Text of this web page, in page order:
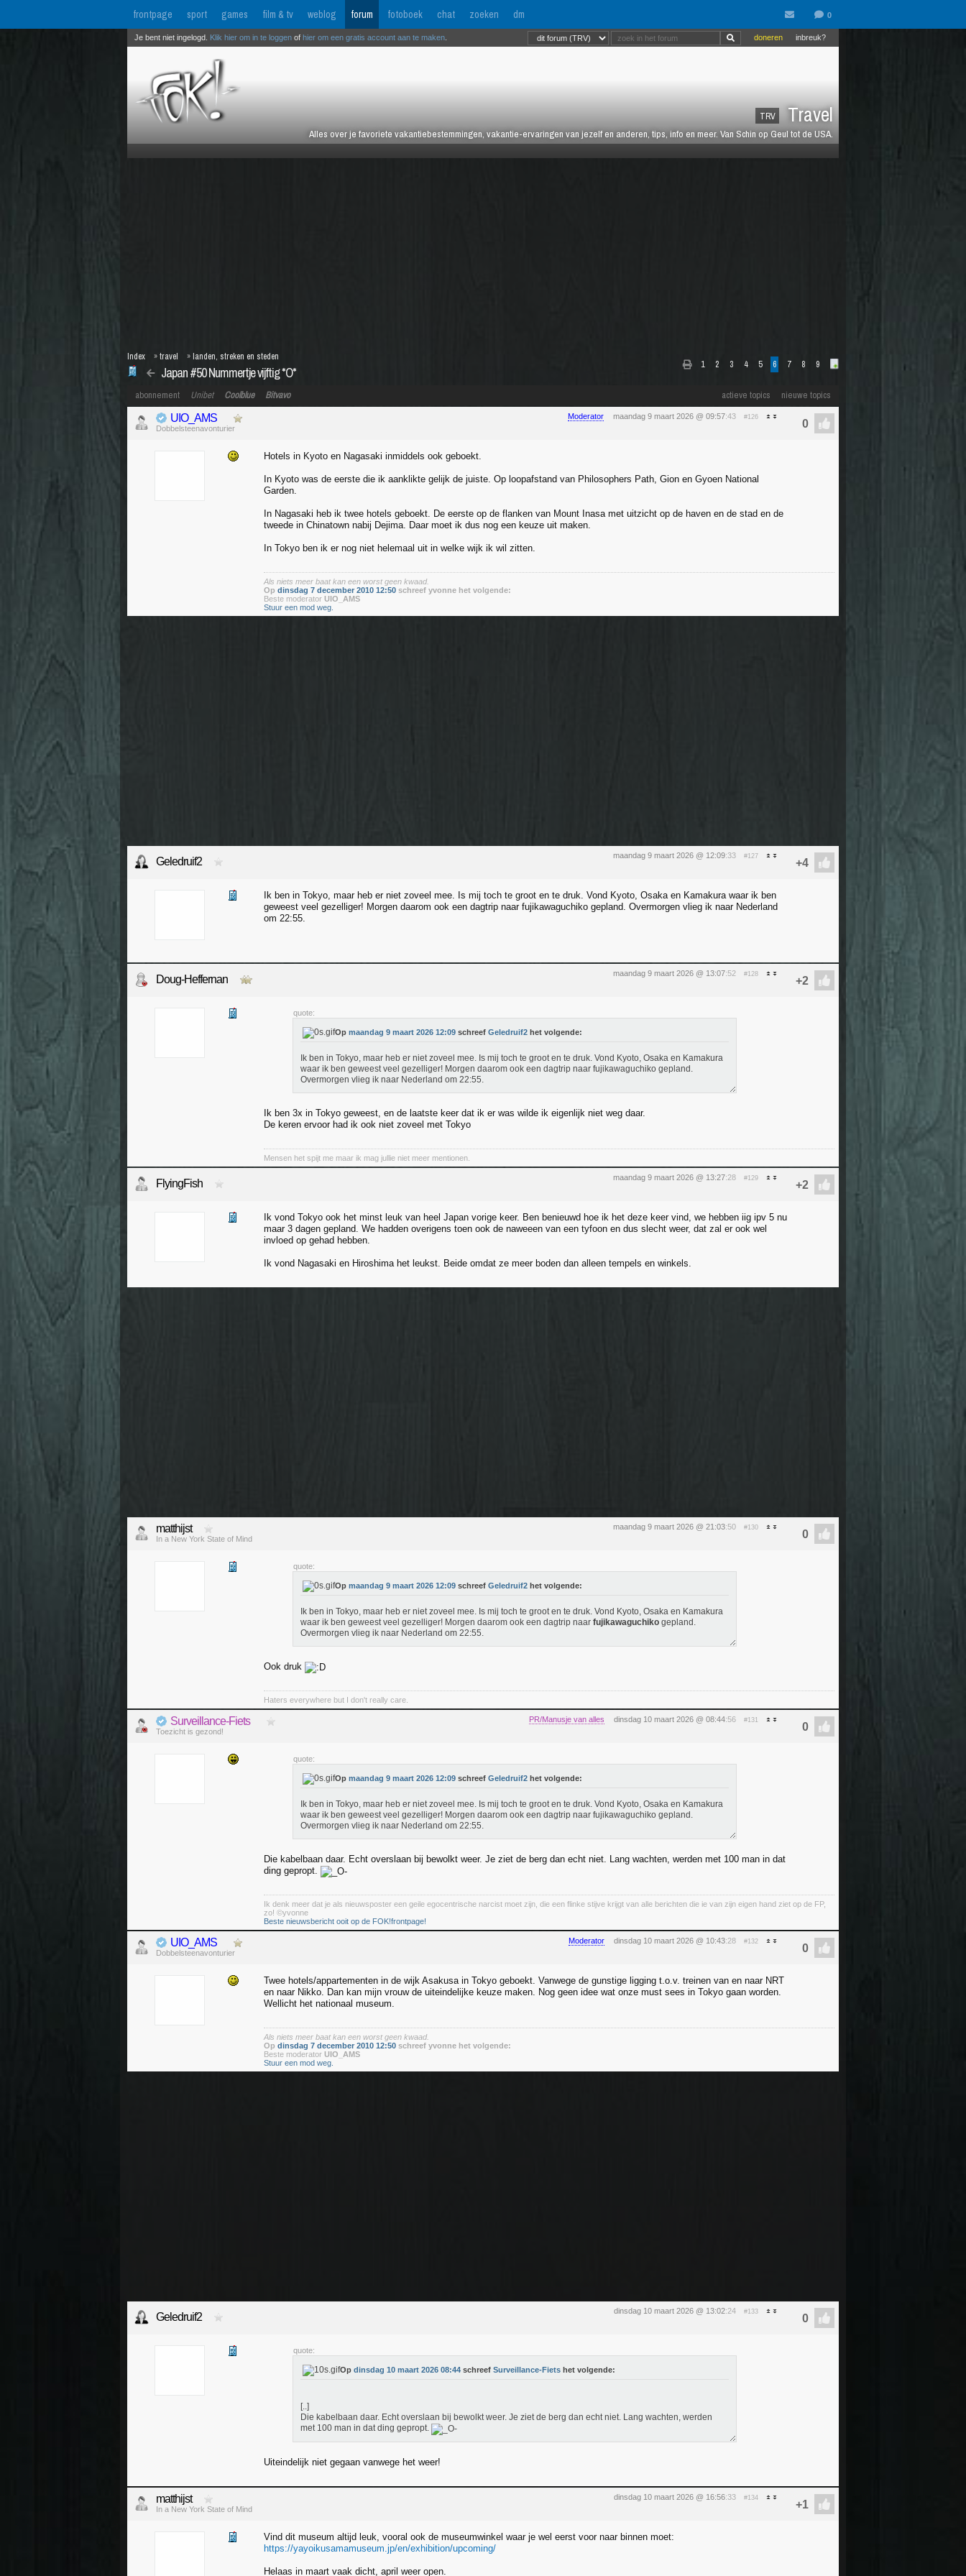
frontpage sport games film & tv weblog forum fotoboek chat zoeken dm
TRV Travel
Alles over je favoriete vakantiebestemmingen, vakantie-ervaringen van jezelf en anderen, tips, info en meer. Van Schin op Geul tot de USA.
inbreuk?
doneren
Je bent niet ingelogd. Klik hier om in te loggen of hier om een gratis account aan te maken
1 2 3 4 5 6 7 8 9
Japan #50 Nummertje vijftig *O*
Index »travel » landen, streken en steden
actieve topics nieuwe topics
abonnement Unibet Coolblue Bitvavo
Moderator maandag 9 maart 2026 @ 09:57:43 #126
UIO_AMS
Dobbelsteenavonturier
Hotels in Kyoto en Nagasaki inmiddels ook geboekt.
In Kyoto was de eerste die ik aanklikte gelijk de juiste. Op loopafstand van Philosophers Path, Gion en Gyoen National
Garden.
In Nagasaki heb ik twee hotels geboekt. De eerste op de flanken van Mount Inasa met uitzicht op de haven en de stad en de
tweede in Chinatown nabij Dejima. Daar moet ik dus nog een keuze uit maken.
In Tokyo ben ik er nog niet helemaal uit in welke wijk ik wil zitten.
Als niets meer baat kan een worst geen kwaad.
Op dinsdag 7 december 2010 12:50 schreef yvonne het volgende:
Beste moderator UIO_AMS
Stuur een mod weg.
maandag 9 maart 2026 @ 12:09:33 #127
Geledruif2
Ik ben in Tokyo, maar heb er niet zoveel mee. Is mij toch te groot en te druk. Vond Kyoto, Osaka en Kamakura waar ik ben
geweest veel gezelliger! Morgen daarom ook een dagtrip naar fujikawaguchiko gepland. Overmorgen vlieg ik naar Nederland
om 22:55.
maandag 9 maart 2026 @ 13:07:52 #128
Doug-Heffernan
quote:
Op maandag 9 maart 2026 12:09 schreef Geledruif2 het volgende:
Ik ben in Tokyo, maar heb er niet zoveel mee. Is mij toch te groot en te druk. Vond Kyoto, Osaka en Kamakura
waar ik ben geweest veel gezelliger! Morgen daarom ook een dagtrip naar fujikawaguchiko gepland.
Overmorgen vlieg ik naar Nederland om 22:55.
Ik ben 3x in Tokyo geweest, en de laatste keer dat ik er was wilde ik eigenlijk niet weg daar.
De keren ervoor had ik ook niet zoveel met Tokyo
Mensen het spijt me maar ik mag jullie niet meer mentionen.
maandag 9 maart 2026 @ 13:27:28 #129
FlyingFish
Ik vond Tokyo ook het minst leuk van heel Japan vorige keer. Ben benieuwd hoe ik het deze keer vind, we hebben iig ipv 5 nu
maar 3 dagen gepland. We hadden overigens toen ook de naweeen van een tyfoon en dus slecht weer, dat zal er ook wel
invloed op gehad hebben.
Ik vond Nagasaki en Hiroshima het leukst. Beide omdat ze meer boden dan alleen tempels en winkels.
maandag 9 maart 2026 @ 21:03:50 #130
matthijst
In a New York State of Mind
quote:
Op maandag 9 maart 2026 12:09 schreef Geledruif2 het volgende:
Ik ben in Tokyo, maar heb er niet zoveel mee. Is mij toch te groot en te druk. Vond Kyoto, Osaka en Kamakura
waar ik ben geweest veel gezelliger! Morgen daarom ook een dagtrip naar fujikawaguchiko gepland.
Overmorgen vlieg ik naar Nederland om 22:55.
Ook druk
Haters everywhere but I don't really care.
PR/Manusje van alles dinsdag 10 maart 2026 @ 08:44:56 #131
Surveillance-Fiets
Toezicht is gezond!
quote:
Op maandag 9 maart 2026 12:09 schreef Geledruif2 het volgende:
Ik ben in Tokyo, maar heb er niet zoveel mee. Is mij toch te groot en te druk. Vond Kyoto, Osaka en Kamakura
waar ik ben geweest veel gezelliger! Morgen daarom ook een dagtrip naar fujikawaguchiko gepland.
Overmorgen vlieg ik naar Nederland om 22:55.
Die kabelbaan daar. Echt overslaan bij bewolkt weer. Je ziet de berg dan echt niet. Lang wachten, werden met 100 man in dat
ding gepropt.
Ik denk meer dat je als nieuwsposter een geile egocentrische narcist moet zijn, die een flinke stijve krijgt van alle berichten die ie van zijn eigen hand ziet op de FP,
zo! ©yvonne
Beste nieuwsbericht ooit op de FOK!frontpage!
Moderator dinsdag 10 maart 2026 @ 10:43:28 #132
UIO_AMS
Dobbelsteenavonturier
Twee hotels/appartementen in de wijk Asakusa in Tokyo geboekt. Vanwege de gunstige ligging t.o.v. treinen van en naar NRT
en naar Nikko. Dan kan mijn vrouw de uiteindelijke keuze maken. Nog geen idee wat onze must sees in Tokyo gaan worden.
Wellicht het nationaal museum.
Als niets meer baat kan een worst geen kwaad.
Op dinsdag 7 december 2010 12:50 schreef yvonne het volgende:
Beste moderator UIO_AMS
Stuur een mod weg.
dinsdag 10 maart 2026 @ 13:02:24 #133
Geledruif2
quote:
Op dinsdag 10 maart 2026 08:44 schreef Surveillance-Fiets het volgende:
[..]
Die kabelbaan daar. Echt overslaan bij bewolkt weer. Je ziet de berg dan echt niet. Lang wachten, werden
met 100 man in dat ding gepropt.
Uiteindelijk niet gegaan vanwege het weer!
dinsdag 10 maart 2026 @ 16:56:33 #134
matthijst
In a New York State of Mind
Vind dit museum altijd leuk, vooral ook de museumwinkel waar je wel eerst voor naar binnen moet:
https://yayoikusamamuseum.jp/en/exhibition/upcoming/
Helaas in maart vaak dicht, april weer open.